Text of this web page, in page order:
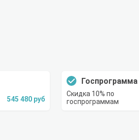
545 480 руб
Госпрограмма
Скидка 10% по
госпрограммам